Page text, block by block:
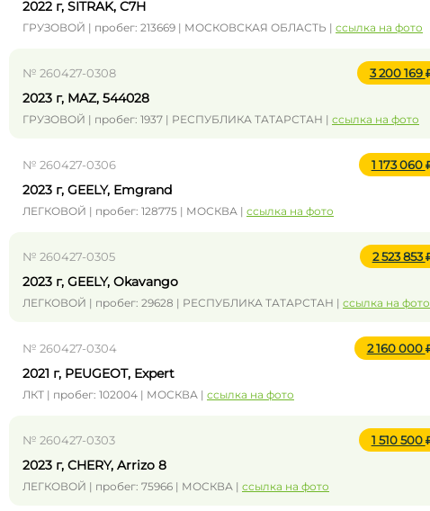
2022 г, SITRAK, C7H
ГРУЗОВОЙ | пробег: 213669 | МОСКОВСКАЯ ОБЛАСТЬ | ссылка на фото
№ 260427-0308 3 200 169
2023 г, MAZ, 544028
ГРУЗОВОЙ | пробег: 1937 | РЕСПУБЛИКА ТАТАРСТАН | ссылка на фото
№ 260427-0306 1 173 060
2023 г, GEELY, Emgrand
ЛЕГКОВОЙ | пробег: 128775 | МОСКВА | ссылка на фото
№ 260427-0305 2 523 853
2023 г, GEELY, Okavango
ЛЕГКОВОЙ | пробег: 29628 | РЕСПУБЛИКА ТАТАРСТАН | ссылка на фото
№ 260427-0304 2 160 000
2021 г, PEUGEOT, Expert
ЛКТ | пробег: 102004 | МОСКВА | ссылка на фото
№ 260427-0303 1 510 500
2023 г, CHERY, Arrizo 8
ЛЕГКОВОЙ | пробег: 75966 | МОСКВА | ссылка на фото